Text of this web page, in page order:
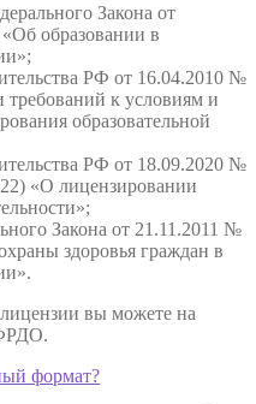
Закона от
образовании в
РФ от 16.04.2010 №
к условиям и
образовательной
РФ от 18.09.2020 №
«О лицензировании
Закона от 21.11.2011 №
здоровья граждан в
вы можете на
формат?